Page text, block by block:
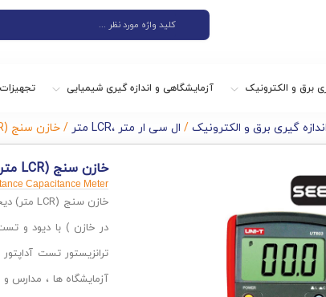
برق و الکترونیک آزمایشگاهی و اندازه گیری شیمیایی
اندازه گیری برق و الکترونیک / ال سی ار متر ،LCR متر / خازن سنج (LCR متر) دیجیتالی یونیتی مدل UNI-T UT-603
خازن سنج (LCR متر) دیجیتالی یونیتی مدل UNI-T UT-603
Capacitance Meter
ترانزیستور تست
آزمایشگاه ها ، مدارس